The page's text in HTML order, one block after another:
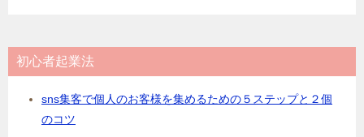
初心者起業法
sns集客で個人のお客様を集めるための５ステップと２個
のコツ